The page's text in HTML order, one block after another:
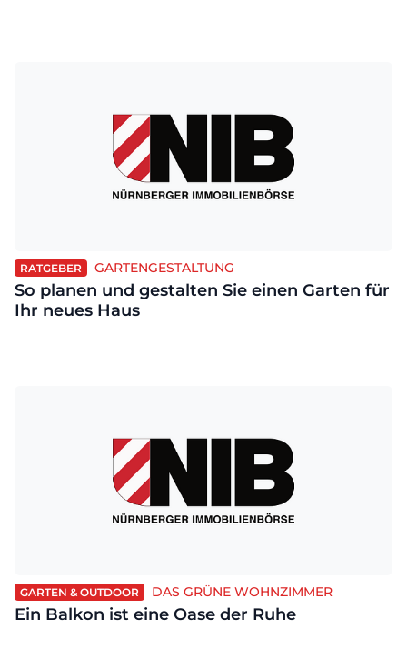
RATGEBER GARTENGESTALTUNG
So planen und gestalten Sie einen Garten für
Ihr neues Haus
GARTEN & OUTDOOR DAS GRÜNE WOHNZIMMER
Ein Balkon ist eine Oase der Ruhe